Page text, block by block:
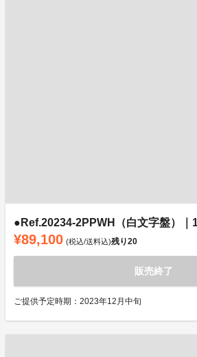
●Ref.20234-2PPWH（白文字盤）｜
¥89,100 (税込/送料込)残り20
販売終了
ご提供予定時期：2023年12月中旬